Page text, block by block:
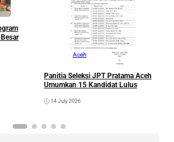
Aceh
Panitia Seleksi JPT Pratama Aceh
Umumkan 15 Kandidat Lulus
14 July 2026